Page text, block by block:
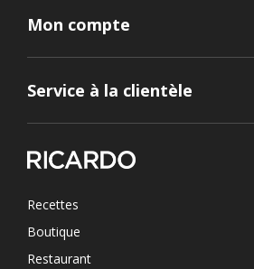
Mon compte
Service à la clientèle
Recettes
Boutique
Restaurant